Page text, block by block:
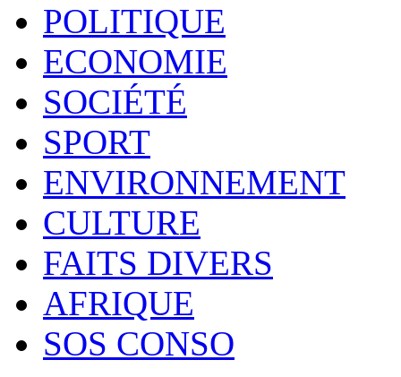
POLITIQUE
ECONOMIE
SOCIÉTÉ
SPORT
ENVIRONNEMENT
CULTURE
FAITS DIVERS
AFRIQUE
SOS CONSO